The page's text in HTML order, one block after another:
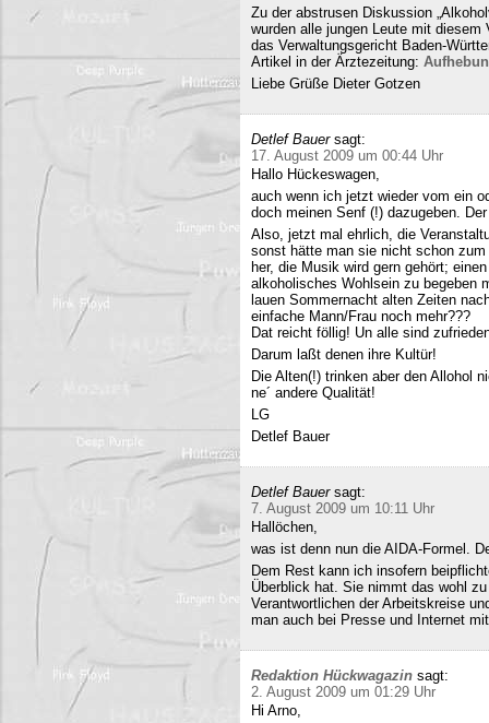
Zu der abstrusen Diskussion
wurden alle jungen Leute mit
das Verwaltungsgericht Baden-
Artikel in der Ärztezeitung:
Liebe Grüße Dieter Gotzen
Detlef Bauer sagt:
17. August 2009 um 00:44 Uhr
Hallo Hückeswagen,
auch wenn ich jetzt wieder vom ein
doch meinen Senf (!) dazugeben.
Also, jetzt mal ehrlich, die
sonst hätte man sie nicht schon
her, die Musik wird gern gehört;
alkoholisches Wohlsein zu begeben
lauen Sommernacht alten Zeiten
einfache Mann/Frau noch mehr???
Dat reicht föllig! Un alle sind
Darum laßt denen ihre Kultür!
Die Alten(!) trinken aber den Allohol
ne´ andere Qualität!
LG
Detlef Bauer
Detlef Bauer sagt:
7. August 2009 um 10:11 Uhr
Hallöchen,
was ist denn nun die AIDA-Formel.
Dem Rest kann ich insofern
Überblick hat. Sie nimmt das wohl
Verantwortlichen der Arbeitskreise
man auch bei Presse und Internet
Redaktion Hückwagazin sagt:
2. August 2009 um 01:29 Uhr
Hi Arno,